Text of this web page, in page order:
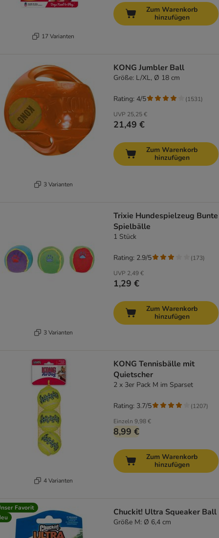
17 Varianten
Zum Warenkorb
hinzufügen
3 Varianten
KONG Jumbler Ball
Größe: L/XL, Ø 18 cm
UVP 25,25 €
21,49 €
Rating: 4/5 (1531)
Zum Warenkorb
hinzufügen
3 Varianten
Trixie Hundespielzeug Bunte
Spielbälle
1 Stück
UVP 2,49 €
1,29 €
Rating: 2.9/5 (173)
Zum Warenkorb
hinzufügen
4 Varianten
KONG Tennisbälle mit
Quietscher
2 x 3er Pack M im Sparset
Einzeln 9,98 €
8,99 €
Rating: 3.7/5 (1207)
Zum Warenkorb
hinzufügen
Favorit
Chuckit! Ultra Squeaker Ball
Größe M: Ø 6,4 cm